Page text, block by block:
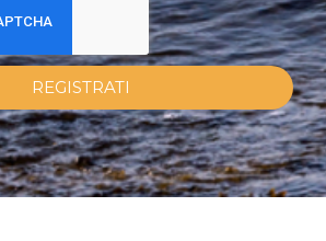
REGISTRATI